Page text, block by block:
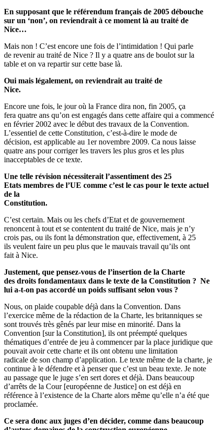
En supposant que le référendum français de 2005 débouche
sur un ‘non’, on reviendrait à ce moment là au traité de
Nice…
Mais non ! C’est encore une fois de l’intimidation ! Qui parle
de revenir au traité de Nice ? Il y a quatre ans de boulot sur la
table et on va repartir sur cette base là.
Oui mais légalement, on reviendrait au traité de
Nice.
Encore une fois, le jour où la France dira non, fin 2005, ça
fera quatre ans qu’on est engagés dans cette affaire qui a commencé
en février 2002 avec le début des travaux de la Convention.
L’essentiel de cette Constitution, c’est-à-dire le mode de
décision, est applicable au 1er novembre 2009. Ca nous laisse
quatre ans pour corriger les travers les plus gros et les plus
inacceptables de ce texte.
Une telle révision nécessiterait l’assentiment des 25
Etats membres de l’UE comme c’est le cas pour le texte actuel
de la
Constitution.
C’est certain. Mais ou les chefs d’Etat et de gouvernement
renoncent à tout et se contentent du traité de Nice, mais je n’y
crois pas, ou ils font la démonstration que, effectivement, à 25
ils veulent faire un peu plus que le mauvais travail qu’ils ont
fait à Nice.
Justement, que pensez-vous de l’insertion de la Charte
des droits fondamentaux dans le texte de la Constitution ? Ne
lui a-t-on pas accordé un poids suffisant selon vous ?
Nous, on plaide coupable déjà dans la Convention. Dans
l’exercice même de la rédaction de la Charte, les britanniques se
sont trouvés très gênés par leur mise en minorité. Dans la
Convention [sur la Constitution], ils ont préempté quelques
thématiques d’entrée de jeu à commencer par la place juridique que
pouvait avoir cette charte et ils ont obtenu une limitation
radicale de son champ d’application. Le texte même de la charte, je
continue à le défendre et à penser que c’est un beau texte. Je note
au passage que le juge s’en sert dores et déjà. Dans beaucoup
d’arrêts de la Cour [européenne de Justice] on est déjà en
référence à l’existence de la Charte alors même qu’elle n’a été que
proclamée.
Ce sera donc aux juges d’en décider, comme dans beaucoup